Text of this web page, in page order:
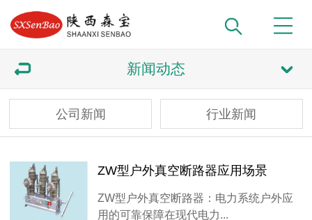
新闻动态
公司新闻 行业新闻
ZW型户外真空断路器应用场景
ZW型户外真空断路器：电力系统户外应
用的可靠保障在现代电力...